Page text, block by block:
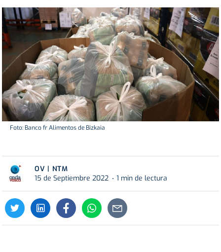
Foto: Banco fr Alimentos de Bizkaia
OV | NTM
15 de Septiembre 2022
1 min de lectura